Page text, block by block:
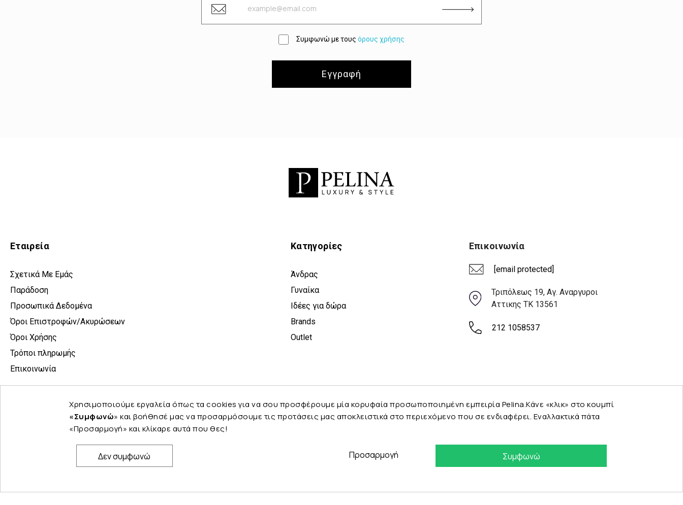
Συμφωνώ με τους όρους χρήσης
Εγγραφή
Εταιρεία
Σχετικά Με Εμάς
Παράδοση
Προσωπικά Δεδομένα
Όροι Επιστροφών/Ακυρώσεων
Όροι Χρήσης
Τρόποι πληρωμής
Επικοινωνία
Κατηγορίες
Άνδρας
Γυναίκα
Ιδέες για δώρα
Brands
Outlet
Επικοινωνία
[email protected]
Τριπόλεως 19, Αγ. Αναργυροι
Αττικης ΤΚ 13561
212 1058537
Χρησιμοποιούμε εργαλεία όπως τα cookies για να σου προσφέρουμε μία κορυφαία προσωποποιημένη εμπειρία Pelina.Κάνε «κλικ» στο κουμπί
«Συμφωνώ» και βοήθησέ μας να προσαρμόσουμε τις προτάσεις μας αποκλειστικά στο περιεχόμενο που σε ενδιαφέρει. Εναλλακτικά πάτα
«Προσαρμογή» και κλίκαρε αυτά που θες!
Συμφωνώ
Δεν συμφωνώ Προσαρμογή